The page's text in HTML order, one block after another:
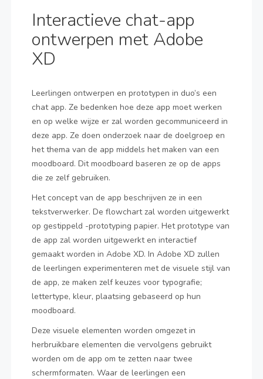
Interactieve chat-app
ontwerpen met Adobe
XD
Leerlingen ontwerpen en prototypen in duo’s een
chat app. Ze bedenken hoe deze app moet werken
en op welke wijze er zal worden gecommuniceerd in
deze app. Ze doen onderzoek naar de doelgroep en
het thema van de app middels het maken van een
moodboard. Dit moodboard baseren ze op de apps
die ze zelf gebruiken.
Het concept van de app beschrijven ze in een
tekstverwerker. De flowchart zal worden uitgewerkt
op gestippeld -prototyping papier. Het prototype van
de app zal worden uitgewerkt en interactief
gemaakt worden in Adobe XD. In Adobe XD zullen
de leerlingen experimenteren met de visuele stijl van
de app, ze maken zelf keuzes voor typografie;
lettertype, kleur, plaatsing gebaseerd op hun
moodboard.
Deze visuele elementen worden omgezet in
herbruikbare elementen die vervolgens gebruikt
worden om de app om te zetten naar twee
schermformaten. Waar de leerlingen een